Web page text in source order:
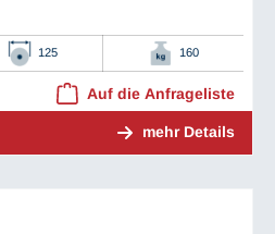
125 160
Auf die Anfrageliste
mehr Details